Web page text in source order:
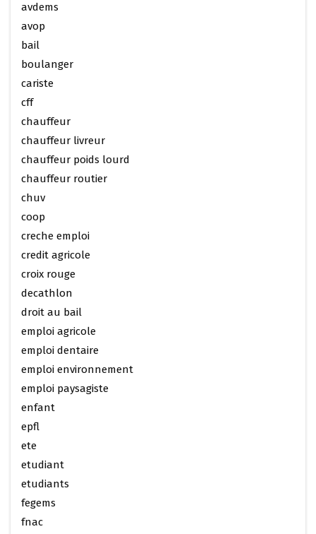
avdems
avop
bail
boulanger
cariste
cff
chauffeur
chauffeur livreur
chauffeur poids lourd
chauffeur routier
chuv
coop
creche emploi
credit agricole
croix rouge
decathlon
droit au bail
emploi agricole
emploi dentaire
emploi environnement
emploi paysagiste
enfant
epfl
ete
etudiant
etudiants
fegems
fnac